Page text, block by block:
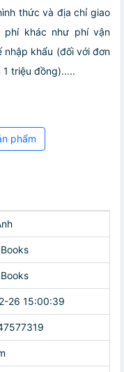
thức và địa chỉ giao
phí khác như phí vận
nhập khẩu (đối với đơn
triệu đồng).....
phẩm
26 15:00:39